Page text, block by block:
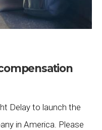
Delay to launch the
in America. Please